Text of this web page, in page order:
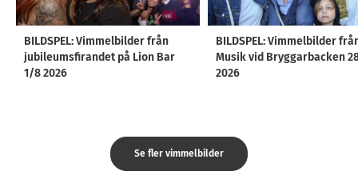
BILDSPEL: Vimmelbilder från
jubileumsfirandet på Lion Bar
1/8 2026
BILDSPEL: Vimmelbilder
Musik vid Bryggarbacken
2026
Se fler vimmelbilder